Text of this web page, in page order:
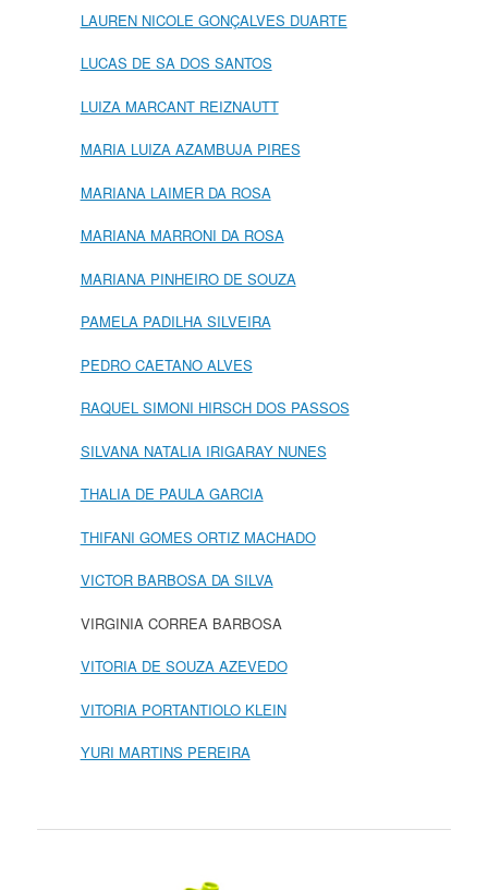
LAUREN NICOLE GONÇALVES DUARTE
LUCAS DE SA DOS SANTOS
LUIZA MARCANT REIZNAUTT
MARIA LUIZA AZAMBUJA PIRES
MARIANA LAIMER DA ROSA
MARIANA MARRONI DA ROSA
MARIANA PINHEIRO DE SOUZA
PAMELA PADILHA SILVEIRA
PEDRO CAETANO ALVES
RAQUEL SIMONI HIRSCH DOS PASSOS
SILVANA NATALIA IRIGARAY NUNES
THALIA DE PAULA GARCIA
THIFANI GOMES ORTIZ MACHADO
VICTOR BARBOSA DA SILVA
VIRGINIA CORREA BARBOSA
VITORIA DE SOUZA AZEVEDO
VITORIA PORTANTIOLO KLEIN
YURI MARTINS PEREIRA